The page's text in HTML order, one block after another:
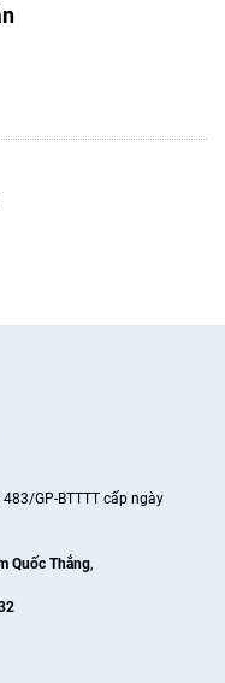
GP-BTTTT cấp ngày
Quốc Thắng,